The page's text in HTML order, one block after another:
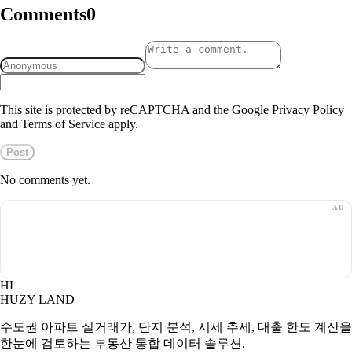
Comments0
This site is protected by reCAPTCHA and the Google Privacy Policy
and Terms of Service apply.
Post
No comments yet.
HL
HUZY LAND
수도권 아파트 실거래가, 단지 분석, 시세 추세, 대출 한도 계산을
한눈에 검토하는 부동산 통합 데이터 솔루션.